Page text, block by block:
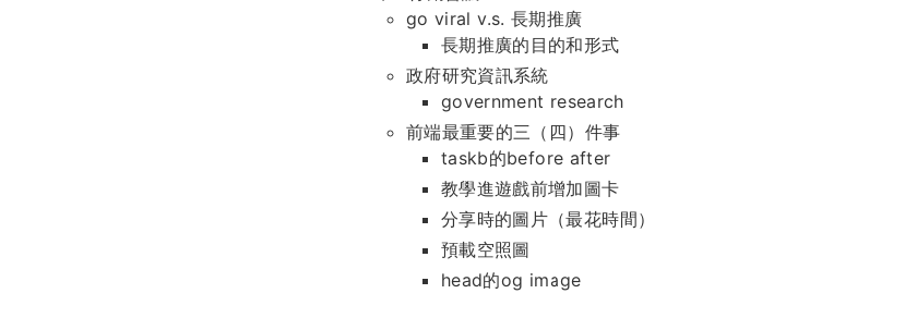
go viral v.s. 長期推廣
長期推廣的目的和形式
政府研究資訊系統
government research
前端最重要的三（四）件事
taskb的before after
教學進遊戲前增加圖卡
分享時的圖片（最花時間）
預載空照圖
head的og image